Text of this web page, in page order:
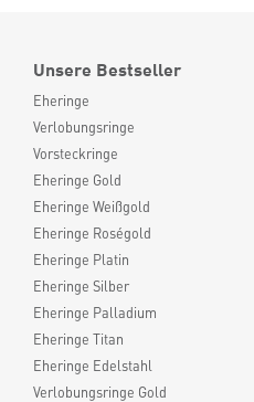
Unsere Bestseller
Eheringe
Verlobungsringe
Vorsteckringe
Eheringe Gold
Eheringe Weißgold
Eheringe Roségold
Eheringe Platin
Eheringe Silber
Eheringe Palladium
Eheringe Titan
Eheringe Edelstahl
Verlobungsringe Gold